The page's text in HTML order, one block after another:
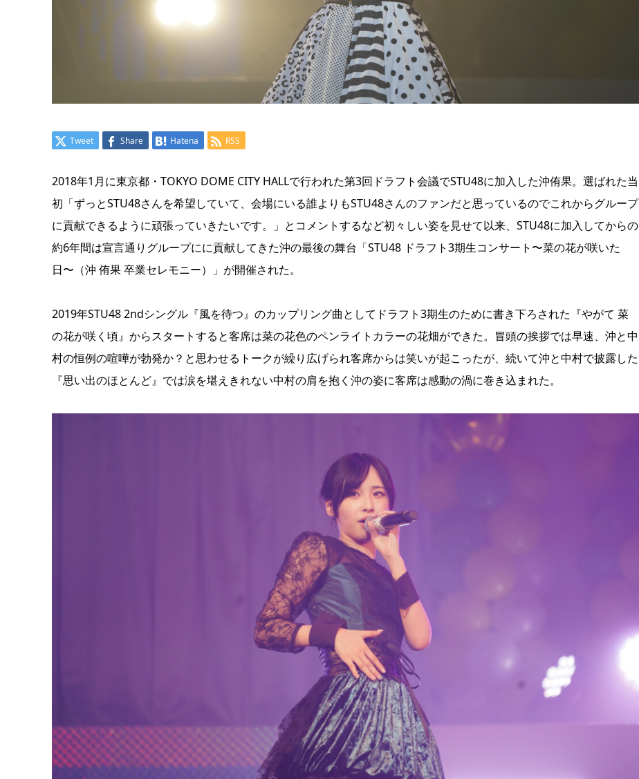
Tweet Share Hatena RSS
2018年1月に東京都・TOKYO DOME CITY HALLで行われた第3回ドラフト会議でSTU48に加入した沖侑果。選ばれた当
初「ずっとSTU48さんを希望していて、会場にいる誰よりもSTU48さんのファンだと思っているのでこれからグループ
に貢献できるように頑張っていきたいです。」とコメントするなど初々しい姿を見せて以来、STU48に加入してからの
約6年間は宣言通りグループにに貢献してきた沖の最後の舞台「STU48 ドラフト3期生コンサート〜菜の花が咲いた
日〜（沖 侑果 卒業セレモニー）」が開催された。
2019年STU48 2ndシングル『風を待つ』のカップリング曲としてドラフト3期生のために書き下ろされた『やがて 菜
の花が咲く頃』からスタートすると客席は菜の花色のペンライトカラーの花畑ができた。冒頭の挨拶では早速、沖と中
村の恒例の喧嘩が勃発か？と思わせるトークが繰り広げられ客席からは笑いが起こったが、続いて沖と中村で披露した
『思い出のほとんど』では涙を堪えきれない中村の肩を抱く沖の姿に客席は感動の渦に巻き込まれた。